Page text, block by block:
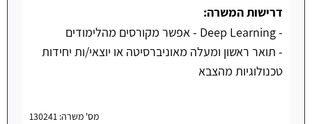
דרישות המשרה:
- Deep Learning - אפשר מקורסים מהלימודים
- תואר ראשון ומעלה מאוניברסיטה או יוצאי/ות יחידות
טכנולוגיות מהצבא
מס' משרה: 130241